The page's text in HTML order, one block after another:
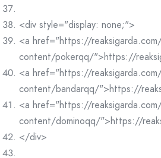
<div style="display: none;">
<a href="https://
content/pokerqq/">https://
<a href="https://
content/bandarqq/">https://
<a href="https://
content/dominoqq/">https://
</div>